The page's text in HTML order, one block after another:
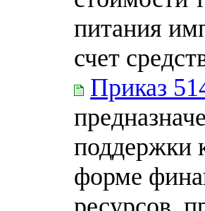
питания
счет
Приказ
поддержки
форме